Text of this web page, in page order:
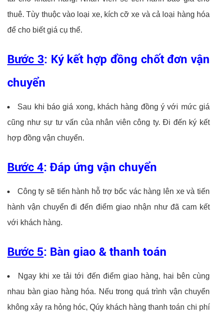
thuê. Tùy thuộc vào loại xe, kích cỡ xe và cả loại hàng hóa
để cho biết giá cụ thể.
Bước 3: Ký kết hợp đồng chốt đơn vận
chuyển
Sau khi báo giá xong, khách hàng đồng ý với mức giá
cũng như sự tư vấn của nhân viên công ty. Đi đến ký kết
hợp đồng vận chuyển.
Bước 4: Đáp ứng vận chuyển
Công ty sẽ tiến hành hỗ trợ bốc vác hàng lên xe và tiến
hành vận chuyển đi đến điểm giao nhận như đã cam kết
với khách hàng.
Bước 5: Bàn giao & thanh toán
Ngay khi xe tải tới đến điểm giao hàng, hai bên cùng
nhau bàn giao hàng hóa. Nếu trong quá trình vận chuyển
không xảy ra hỏng hóc, Qúy khách hàng thanh toán chi phí